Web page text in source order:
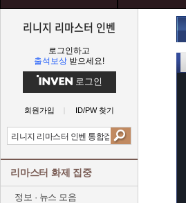
리니지 리마스터 인벤
로그인하고
출석보상 받으세요!
로그인
회원가입 ID/PW 찾기
리마스터 화제 집중
정보 · 뉴스 모음